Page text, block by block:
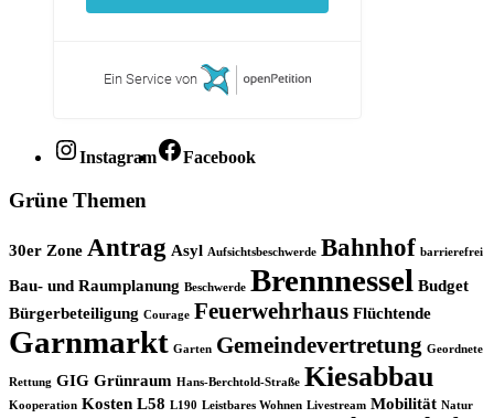
Ein Service von
Instagram Facebook
Grüne Themen
30er Zone Antrag Asyl Aufsichtsbeschwerde Bahnhof barrierefrei
Bau- und Raumplanung Beschwerde Brennnessel Budget
Bürgerbeteiligung Courage Feuerwehrhaus Flüchtende
Garnmarkt Garten Gemeindevertretung Geordnete
Rettung GIG Grünraum Hans-Berchtold-Straße Kiesabbau
Kooperation Kosten L58 L190 Leistbares Wohnen Livestream Mobilität Natur